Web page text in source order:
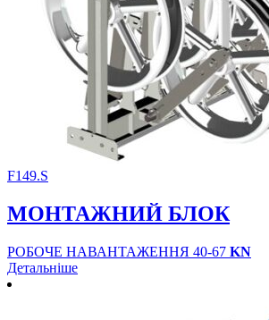
F149.S
МОНТАЖНИЙ БЛОК
РОБОЧЕ НАВАНТАЖЕННЯ 40-67 KN
Детальніше